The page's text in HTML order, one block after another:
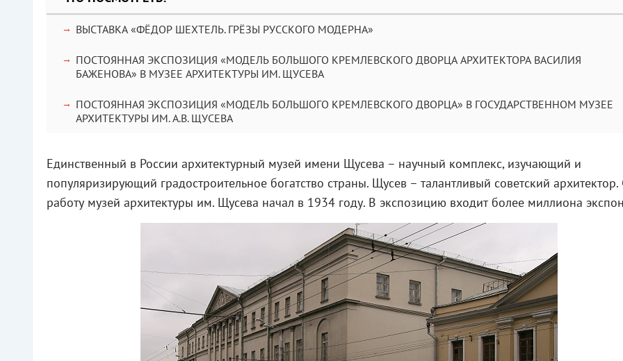
ВЫСТАВКА «ФЁДОР ШЕХТЕЛЬ. ГРЁЗЫ РУССКОГО МОДЕРНА»
ПОСТОЯННАЯ ЭКСПОЗИЦИЯ «МОДЕЛЬ БОЛЬШОГО КРЕМЛЕВСКОГО ДВОРЦА АРХИТЕКТОРА ВАСИЛИЯ
БАЖЕНОВА» В МУЗЕЕ АРХИТЕКТУРЫ ИМ. ЩУСЕВА
ПОСТОЯННАЯ ЭКСПОЗИЦИЯ «МОДЕЛЬ БОЛЬШОГО КРЕМЛЕВСКОГО ДВОРЦА» В ГОСУДАРСТВЕННОМ МУЗЕЕ
АРХИТЕКТУРЫ ИМ. А.В. ЩУСЕВА
Единственный в России архитектурный музей имени Щусева – научный комплекс, изучающий и
популяризирующий градостроительное богатство страны. Щусев – талантливый советский
работу музей архитектуры им. Щусева начал в 1934 году. В экспозицию входит более миллиона